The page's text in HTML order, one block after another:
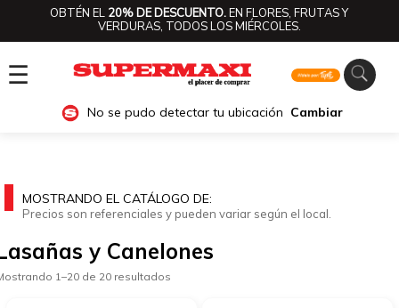
OBTÉN EL 20% DE DESCUENTO.EN FLORES, FRUTAS Y
VERDURAS, TODOS LOS MIÉRCOLES.
☰
No se pudo detectar tu ubicación Cambiar
MOSTRANDO EL CATÁLOGO DE:
Precios son referenciales y pueden variar según el local.
y Canelones
1–20 de 20 resultados